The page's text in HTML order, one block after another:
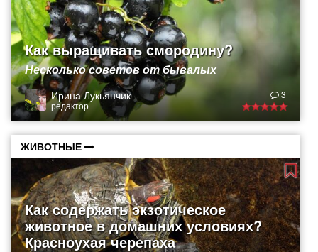
Как выращивать смородину?
Несколько советов от бывалых
Ирина Лукьянчик
редактор
3
ЖИВОТНЫЕ
Как содержать экзотическое
животное в домашних условиях?
Красноухая черепаха